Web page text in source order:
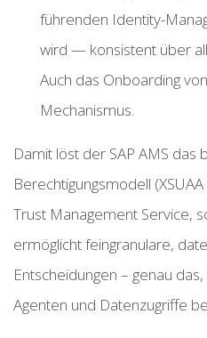
führenden Identity-
wird — konsistent über
Auch das Onboarding
Mechanismus.
Damit löst der SAP AMS das
Berechtigungsmodell
Trust Management Service,
ermöglicht feingranulare,
Entscheidungen – genau
Agenten und Datenzugriffe